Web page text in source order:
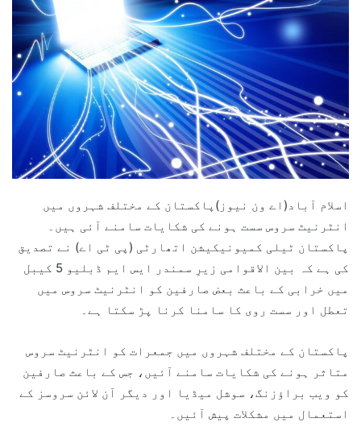
اسلام آباد(اے ون نیوز)پاکستان کے مختلف شہروں میں
انٹرنیٹ سروس سست ہونے کی شکایات سامنے آئی ہیں۔
پاکستان ٹیلی کمیونیکیشن اتھارٹی (پی ٹی اے) نے تصدیق
کی ہے کہ بین الاقوامی زیرِ سمندر ایس ایم ڈبلیو 5 کیبل
میں خرابی کے باعث بعض صارفین کو انٹرنیٹ سروس میں
تعطل اور سست روی کا سامنا کرنا پڑ سکتا ہے۔
پاکستان کے مختلف شہروں میں جمعرات کو انٹرنیٹ سروس
متاثر ہونے کی شکایات سامنے آئیں، جس کے باعث صارفین
کو ویب براؤزنگ، سوشل میڈیا اور دیگر آن لائن سروسز کے
استعمال میں مشکلات پیش آئیں۔